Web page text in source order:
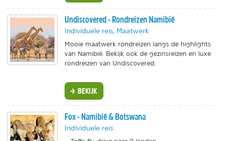
Undiscovered - Rondreizen Namibië
Individuele reis, Maatwerk
Mooie maatwerk rondreizen langs de highlights
van Namibië. Bekijk ook de gezinsreizen en luxe
rondreizen van Undiscovered.
BEKIJK
Fox - Namibië & Botswana
Individuele reis